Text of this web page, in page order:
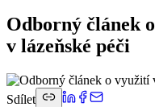
Odborný článek
v lázeňské péči
Sdílet